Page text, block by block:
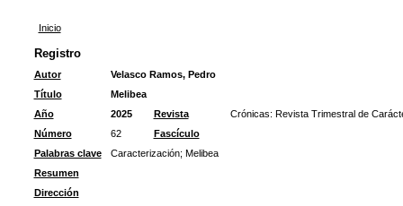
Inicio
Registro
Autor
Velasco Ramos, Pedro
Título
Melibea
Año
2025 Revista
Crónicas: Revista Trimestral de
Número
62
Fascículo
Palabras clave
Caracterización; Melibea
Resumen
Dirección